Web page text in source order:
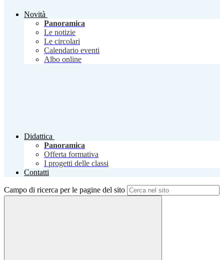
Novità
Panoramica
Le notizie
Le circolari
Calendario eventi
Albo online
Didattica
Panoramica
Offerta formativa
I progetti delle classi
Contatti
Campo di ricerca per le pagine del sito